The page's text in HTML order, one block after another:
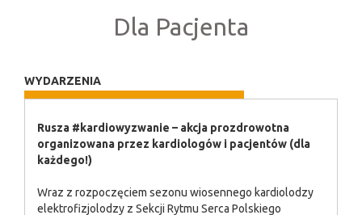
Dla Pacjenta
WYDARZENIA
Rusza #kardiowyzwanie – akcja prozdrowotna
organizowana przez kardiologów i pacjentów (dla
każdego!)
Wraz z rozpoczęciem sezonu wiosennego kardiolodzy
elektrofizjolodzy z Sekcji Rytmu Serca Polskiego